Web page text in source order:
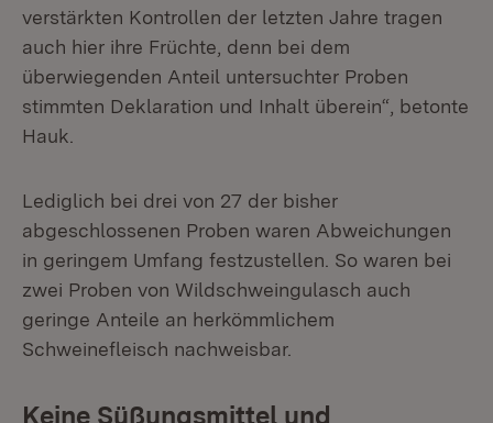
verstärkten Kontrollen der letzten Jahre tragen
auch hier ihre Früchte, denn bei dem
überwiegenden Anteil untersuchter Proben
stimmten Deklaration und Inhalt überein“, betonte
Hauk.
Lediglich bei drei von 27 der bisher
abgeschlossenen Proben waren Abweichungen
in geringem Umfang festzustellen. So waren bei
zwei Proben von Wildschweingulasch auch
geringe Anteile an herkömmlichem
Schweinefleisch nachweisbar.
Keine Süßungsmittel und